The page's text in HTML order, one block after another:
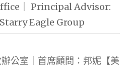
｜ Principal Advisor:
Eagle Group
公室｜首席顧問：邦妮【美